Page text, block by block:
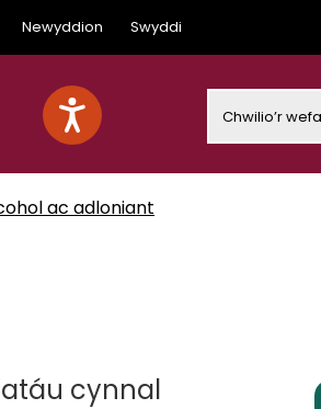
Newyddion Swyddi
ac adloniant
cynnal